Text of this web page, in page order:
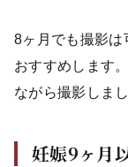
8ヶ月でも撮影は
おすすめします
ながら撮影しまし
妊娠9ヶ月